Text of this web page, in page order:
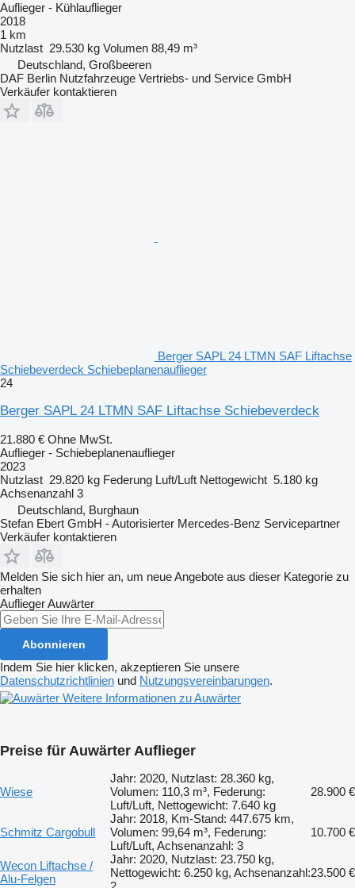
Auflieger - Kühlauflieger
2018
1 km
Nutzlast 29.530 kg Volumen 88,49 m³
Deutschland, Großbeeren
DAF Berlin Nutzfahrzeuge Vertriebs- und Service GmbH
Verkäufer kontaktieren
Berger SAPL 24 LTMN SAF Liftachse
Schiebeverdeck Schiebeplanenauflieger
24
Berger SAPL 24 LTMN SAF Liftachse Schiebeverdeck
21.880 € Ohne MwSt.
Auflieger - Schiebeplanenauflieger
2023
Nutzlast 29.820 kg Federung Luft/Luft Nettogewicht 5.180 kg
Achsenanzahl 3
Deutschland, Burghaun
Stefan Ebert GmbH - Autorisierter Mercedes-Benz Servicepartner
Verkäufer kontaktieren
Melden Sie sich hier an, um neue Angebote aus dieser Kategorie zu
erhalten
AufliegerAuwärter
Abonnieren
Indem Sie hier klicken, akzeptieren Sie unsere
Datenschutzrichtlinien und Nutzungsvereinbarungen.
Weitere Informationen zu Auwärter
Preise für Auwärter Auflieger
Wiese
Jahr: 2020, Nutzlast: 28.360 kg,
Volumen: 110,3 m³, Federung:
Luft/Luft, Nettogewicht: 7.640 kg
28.900 €
Schmitz Cargobull
Jahr: 2018, Km-Stand: 447.675 km,
Volumen: 99,64 m³, Federung:
Luft/Luft, Achsenanzahl: 3
10.700 €
Wecon Liftachse /
Alu-Felgen
Jahr: 2020, Nutzlast: 23.750 kg,
Nettogewicht: 6.250 kg, Achsenanzahl:23.500 €